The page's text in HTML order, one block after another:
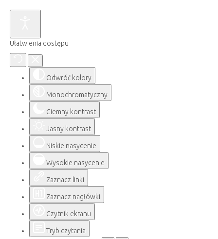
Ułatwienia dostępu
Odwróć kolory
Monochromatyczny
Ciemny kontrast
Jasny kontrast
Niskie nasycenie
Wysokie nasycenie
Zaznacz linki
Zaznacz nagłówki
Czytnik ekranu
Tryb czytania